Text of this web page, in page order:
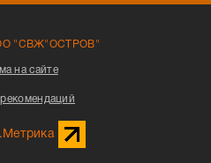
"СВЖ"ОСТРОВ"
на сайте